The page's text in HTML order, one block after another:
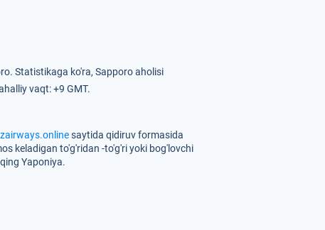
Statistikaga ko'ra, Sapporo aholisi
vaqt: +9 GMT.
saytida qidiruv formasida
keladigan to'g'ridan -to'g'ri yoki bog'lovchi
Yaponiya.